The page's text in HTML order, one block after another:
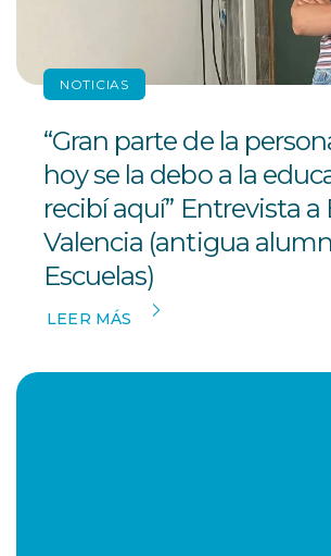
NOTICIAS
“Gran parte de la
hoy se la debo a la
recibí aquí” Entrevista a
Valencia (antigua
Escuelas)
LEER MÁS